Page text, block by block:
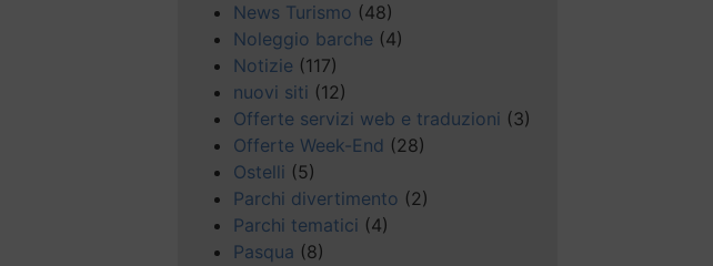
News Turismo (48)
Noleggio barche (4)
Notizie (117)
nuovi siti (12)
Offerte servizi web e traduzioni (3)
Offerte Week-End (28)
Ostelli (5)
Parchi divertimento (2)
Parchi tematici (4)
Pasqua (8)